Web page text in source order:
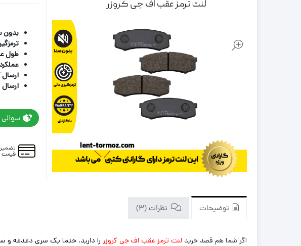
بدون
طول
ارسال کمتر
ارسال 1 الی 2 روزه به شهرستان
سوالی
قیمت
توضیحات نظرات (3)
اگر شما هم قصد خرید لنت ترمز عقب اف جی کروزر را دارید. حتما یک سری دغدغه و